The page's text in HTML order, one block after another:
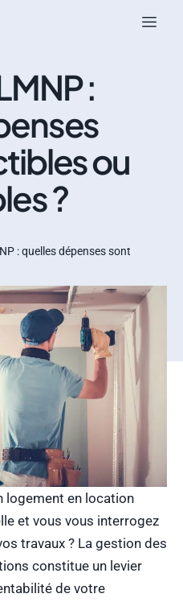
:
ou
?
: quelles dépenses sont
logement en location
et vous vous interrogez
travaux ? La gestion des
constitue un levier
de votre